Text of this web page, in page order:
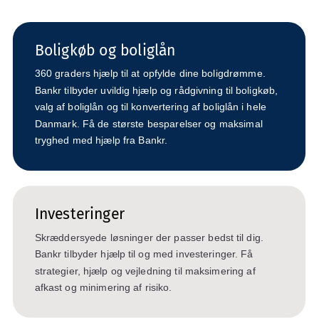
Boligkøb og boliglån
360 graders hjælp til at opfylde dine boligdrømme.
Bankr tilbyder uvildig hjælp og rådgivning til boligkøb,
valg af boliglån og til konvertering af boliglån i hele
Danmark. Få de største besparelser og maksimal
tryghed med hjælp fra Bankr.
Investeringer
Skræddersyede løsninger der passer bedst til dig.
Bankr tilbyder hjælp til og med investeringer. Få
strategier, hjælp og vejledning til maksimering af
afkast og minimering af risiko.